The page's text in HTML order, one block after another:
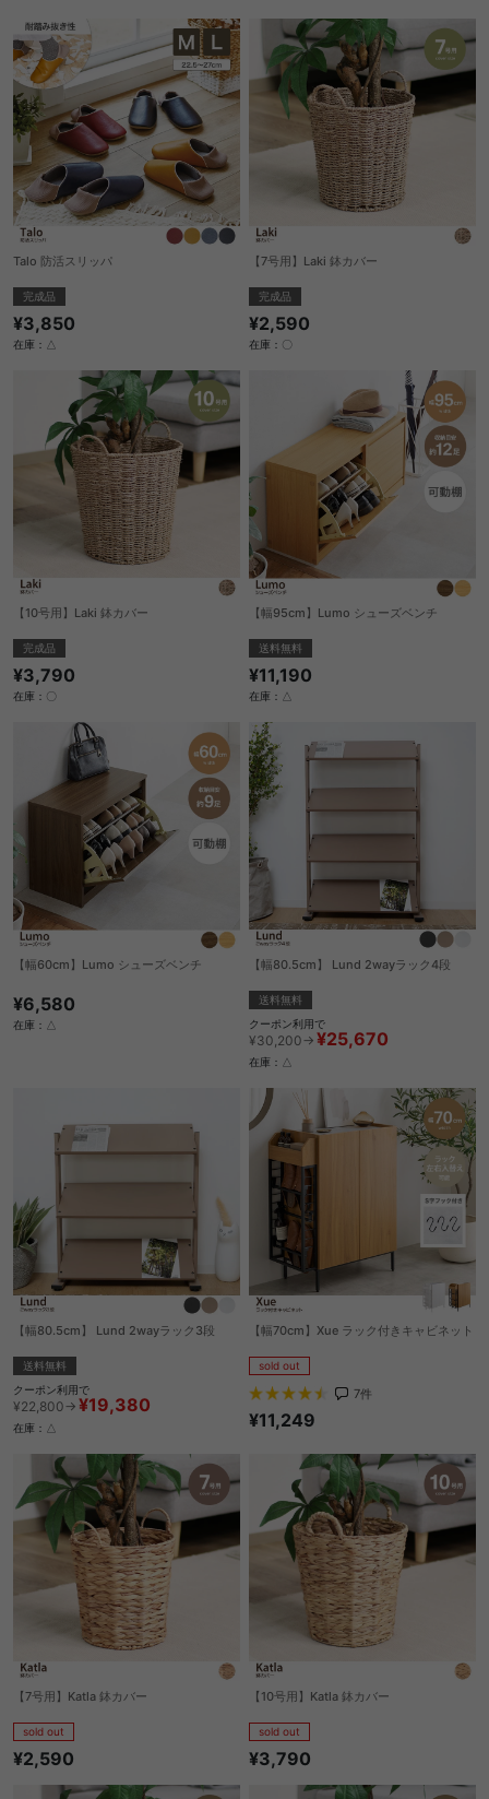
Talo 防活スリッパ
完成品
¥3,850
在庫：△
【7号用】Laki 鉢カバー
完成品
¥2,590
在庫：〇
【10号用】Laki 鉢カバー
完成品
¥3,790
在庫：〇
【幅95cm】Lumo シューズベンチ
送料無料
¥11,190
在庫：△
【幅60cm】Lumo シューズベンチ
¥6,580
在庫：△
【幅80.5cm】 Lund 2wayラック4段
送料無料
クーポン利用で
¥30,200→ ¥25,670
在庫：△
【幅80.5cm】 Lund 2wayラック3段
送料無料
クーポン利用で
¥22,800→ ¥19,380
在庫：△
【幅70cm】Xue ラック付きキャビネット
sold out
7件
¥11,249
【7号用】Katla 鉢カバー
sold out
¥2,590
【10号用】Katla 鉢カバー
sold out
¥3,790